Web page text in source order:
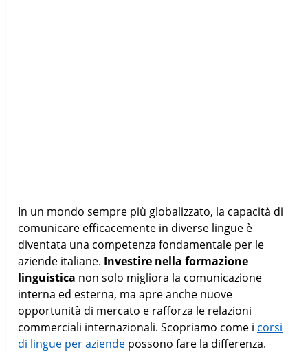
In un mondo sempre più globalizzato, la capacità di
comunicare efficacemente in diverse lingue è
diventata una competenza fondamentale per le
aziende italiane. Investire nella formazione
linguistica non solo migliora la comunicazione
interna ed esterna, ma apre anche nuove
opportunità di mercato e rafforza le relazioni
commerciali internazionali. Scopriamo come i corsi
di lingue per aziende possono fare la differenza.